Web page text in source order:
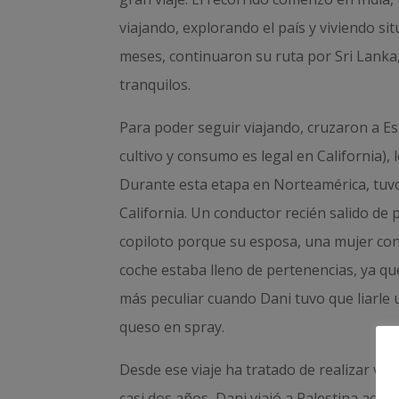
viajando, explorando el país y viviendo
meses, continuaron su ruta por Sri
tranquilos.
Para poder seguir viajando, cruzaron a
cultivo y consumo es legal en
Durante esta etapa en Norteamérica,
California. Un conductor recién salido
copiloto porque su esposa, una mujer
coche estaba lleno de pertenencias, ya
más peculiar cuando Dani tuvo que
queso en spray.
Desde ese viaje ha tratado de realizar